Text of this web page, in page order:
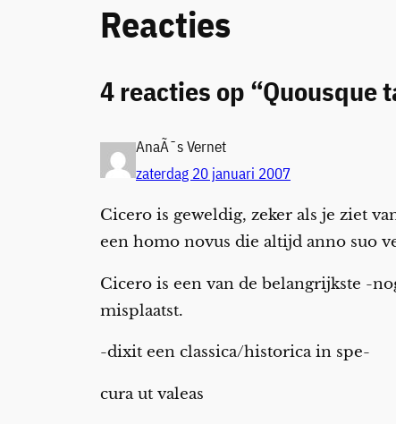
Reacties
4 reacties op “Quousque
AnaÃ¯s Vernet
zaterdag 20 januari 2007
Cicero is geweldig, zeker als je ziet
een homo novus die altijd anno suo
Cicero is een van de belangrijkste -
misplaatst.
-dixit een classica/historica in spe-
cura ut valeas